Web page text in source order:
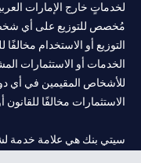
لخدماتٍ خارج الإمارات
مُخصص للتوزيع على أي شخصٍ
التوزيع أو الاستخدام مخالفًا
الخدمات أو الاستثمارات
للأشخاص المقيمين في أي
الاستثمارات مخالفًا للقانون